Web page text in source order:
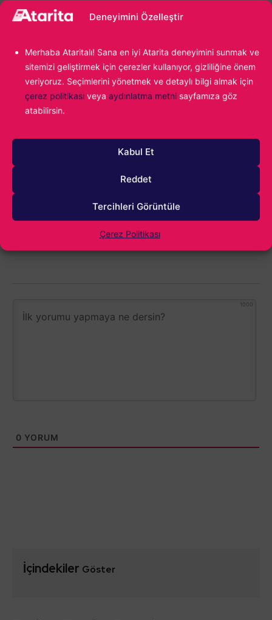
Deneyimini Özelleştir
Merhaba Ataritalı! Sana en iyi Atarita deneyimini sunmak ve
sitemizi geliştirmek için çerezler kullanıyor, gizliliğine önem
veriyoruz. Seçimlerini yönetmek ve detaylı bilgi almak için
çerez politikası veya aydınlatma metni sayfamıza göz
atabilirsin.
Kabul Et
Reddet
Tercihleri Görüntüle
Çerez Politikası
Oyunların yeni yeni yaygınlaştığı dönemlerde
bir çocuk olarak video oyunlarıyla ilk bakışta
aşk yaşadım. Age of Empires II ile başlayan
yolculuk, kendi oyunumu yapmaya kadar
ilerledi. Hala oyun sektöründeyim ve hala o ilk
Genshin Impact
1000
0 YORUM
İçindekiler Göster